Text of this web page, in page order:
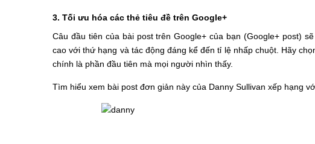
3. Tối ưu hóa các thẻ tiêu đề trên Google+
Câu đầu tiên của bài post trên Google+ của bạn (Google+ post)
cao với thứ hạng và tác động đáng kể đến tỉ lệ nhấp chuột. Hãy
chính là phần đầu tiên mà mọi người nhìn thấy.
Tìm hiểu xem bài post đơn giản này của Danny Sullivan xếp hạng